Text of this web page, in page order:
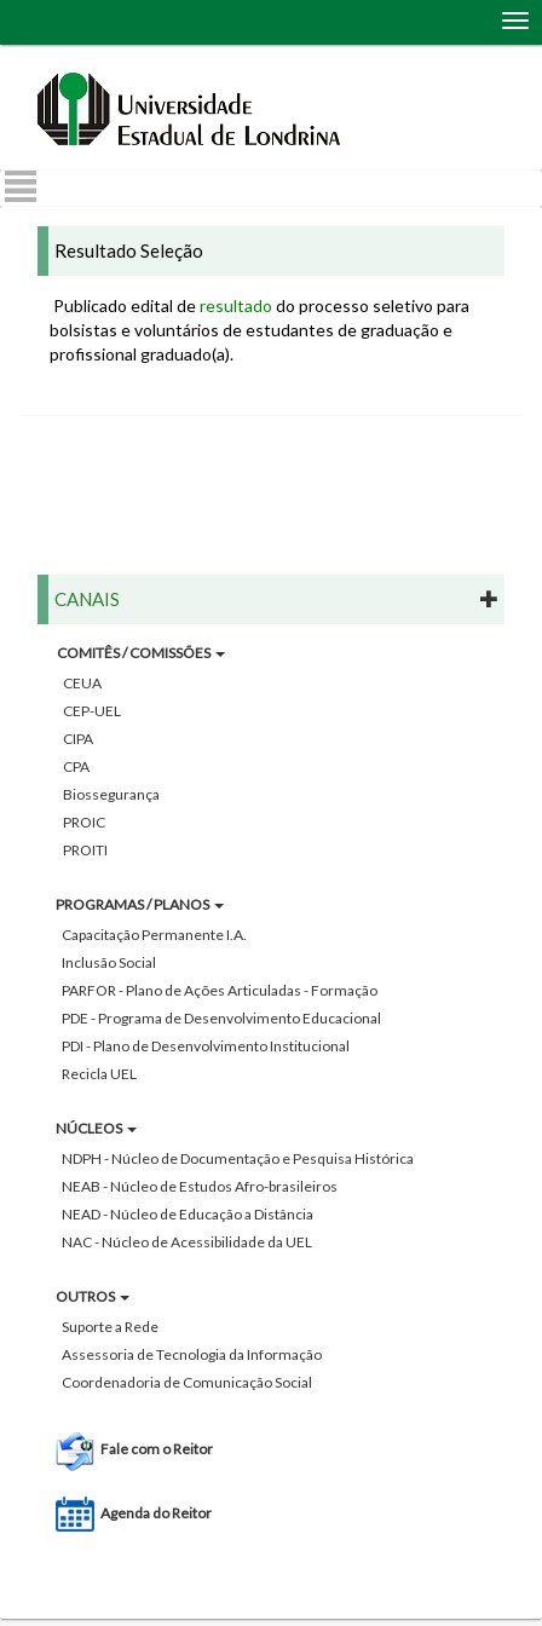
Resultado Seleção
Publicado edital deresultado do processo seletivo para
bolsistas e voluntários de estudantes de graduação e
profissional graduado(a).
CANAIS
COMITÊS / COMISSÕES
CEUA
CEP-UEL
CIPA
CPA
Biossegurança
PROIC
PROITI
PROGRAMAS / PLANOS
Capacitação Permanente I.A.
Inclusão Social
PARFOR - Plano de Ações Articuladas - Formação
PDE - Programa de Desenvolvimento Educacional
PDI - Plano de Desenvolvimento Institucional
Recicla UEL
NÚCLEOS
NDPH - Núcleo de Documentação e Pesquisa Histórica
NEAB - Núcleo de Estudos Afro-brasileiros
NEAD - Núcleo de Educação a Distância
NAC - Núcleo de Acessibilidade da UEL
OUTROS
Suporte a Rede
Assessoria de Tecnologia da Informação
Coordenadoria de Comunicação Social
Fale com o Reitor
Agenda do Reitor